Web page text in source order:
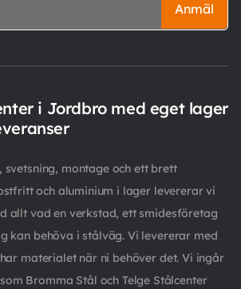
Anmäl
i Jordbro med eget lager
montage och ett brett
och aluminium i lager levererar vi
allt vad en verkstad, ett smidesföretag
kan behöva i stålväg. Vi levererar med
materialet när ni behöver det. Vi ingår
Bromma Stål och Telge Stålcenter